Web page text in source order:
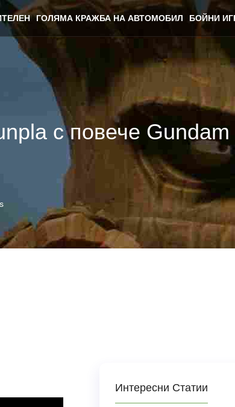
ГОЛЯМА КРАЖБА НА АВТОМОБИЛ БОЙНИ
с повече
Интересни Статии